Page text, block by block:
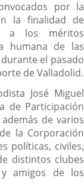
por la
la finalidad de
a los méritos
humana de las
el pasado
de Valladolid.
José Miguel
de Participación
de varios
la Corporación
políticas, civiles,
distintos clubes
amigos de los